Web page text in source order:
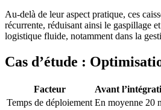
Au-delà de leur aspect pratique, ces
récurrente, réduisant ainsi le gaspillage
logistique fluide, notamment dans la
Cas d’étude :
Facteur Avant
Temps de déploiement En moyenne 20